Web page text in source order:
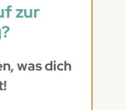
zur
was dich